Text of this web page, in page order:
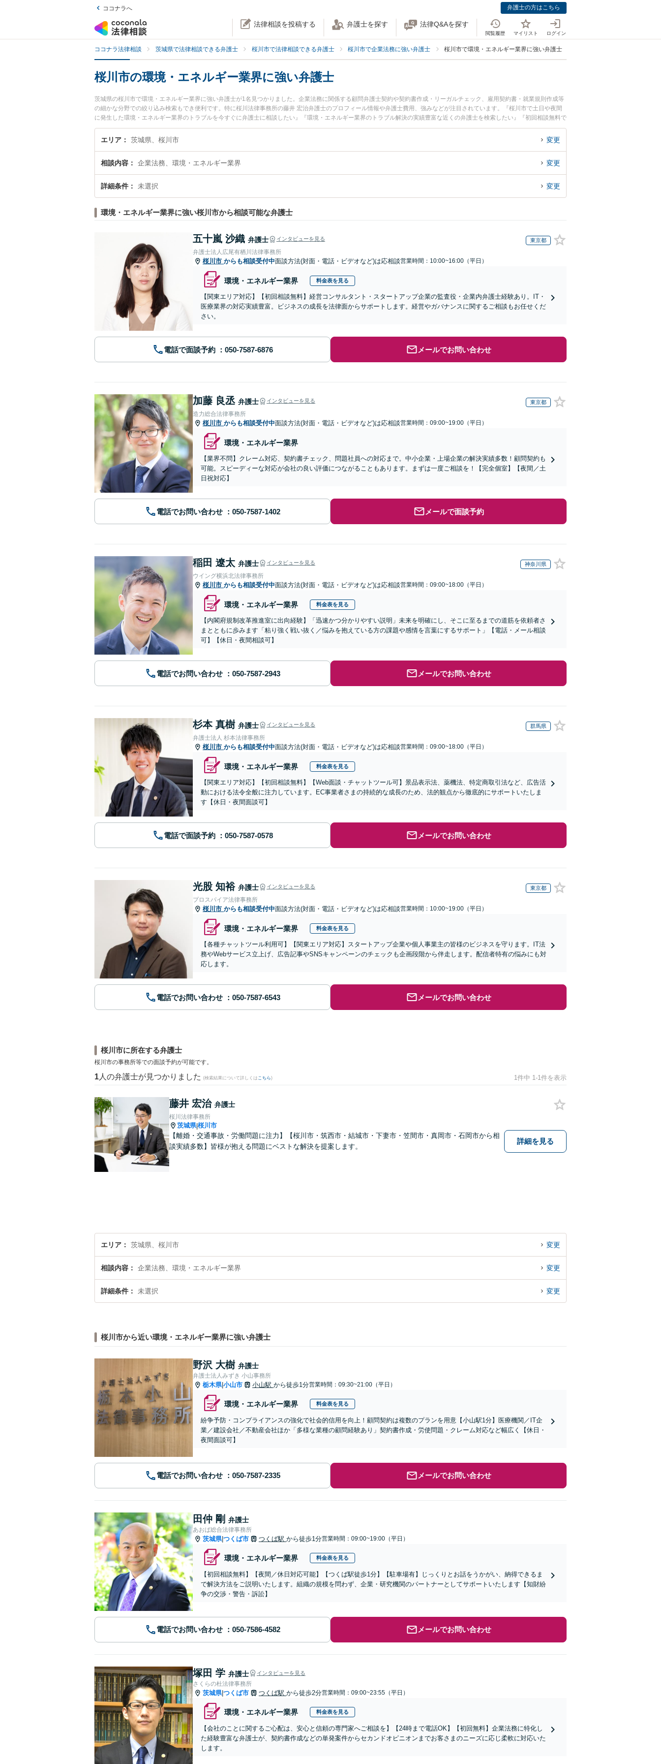
ココナラへ 弁護士の方はこちら
法律相談を投稿する 弁護士を探す 法律Q&Aを探す
閲覧履歴 マイリスト ログイン
ココナラ法律相談 茨城県で法律相談できる弁護士 桜川市で法律相談できる弁護士 桜川市で企業法務に強い弁護士 桜川市で環境・エネルギー業界に強い弁護士
桜川市の環境・エネルギー業界に強い弁護士
茨城県の桜川市で環境・エネルギー業界に強い弁護士が1名見つかりました。企業法務に関係する顧問弁護士契約や契約書作成・リーガルチェック、雇用契約書・就業規則作成等
の細かな分野での絞り込み検索もでき便利です。特に桜川法律事務所の藤井 宏治弁護士のプロフィール情報や弁護士費用、強みなどが注目されています。『桜川市で土日や夜間
に発生した環境・エネルギー業界のトラブルを今すぐに弁護士に相談したい』『環境・エネルギー業界のトラブル解決の実績豊富な近くの弁護士を検索したい』『初回相談無料で
環境・エネルギー業界を法律相談できる桜川市内の弁護士に相談予約したい』などでお困りの相談者さんにおすすめです。
エリア 茨城県、桜川市 変更
相談内容 企業法務、環境・エネルギー業界 変更
詳細条件 未選択 変更
環境・エネルギー業界に強い桜川市から相談可能な弁護士
五十嵐 沙織 弁護士 インタビューを見る 東京都
弁護士法人広尾有栖川法律事務所
桜川市 からも相談受付中面談方法(対面・電話・ビデオなど)は応相談営業時間：10:00~16:00（平日）
環境・エネルギー業界 料金表を見る
【関東エリア対応】【初回相談無料】経営コンサルタント・スタートアップ企業の監査役・企業内弁護士経験あり。IT・
医療業界の対応実績豊富。ビジネスの成長を法律面からサポートします。経営やガバナンスに関するご相談もお任せくだ
さい。
電話で面談予約 メールでお問い合わせ
加藤 良丞 弁護士 インタビューを見る 東京都
造力総合法律事務所
桜川市 からも相談受付中面談方法(対面・電話・ビデオなど)は応相談営業時間：09:00~19:00（平日）
環境・エネルギー業界
【業界不問】クレーム対応、契約書チェック、問題社員への対応まで。中小企業・上場企業の解決実績多数！顧問契約も
可能。スピーディーな対応が会社の良い評価につながることもあります。まずは一度ご相談を！【完全個室】【夜間／土
日祝対応】
電話でお問い合わせ メールで面談予約
稲田 遼太 弁護士 インタビューを見る 神奈川県
ウイング横浜北法律事務所
桜川市 からも相談受付中面談方法(対面・電話・ビデオなど)は応相談営業時間：09:00~18:00（平日）
環境・エネルギー業界 料金表を見る
【内閣府規制改革推進室に出向経験】「迅速かつ分かりやすい説明」未来を明確にし、そこに至るまでの道筋を依頼者さ
まとともに歩みます「粘り強く戦い抜く／悩みを抱えている方の課題や感情を言葉にするサポート」【電話・メール相談
可】【休日・夜間相談可】
電話でお問い合わせ メールでお問い合わせ
杉本 真樹 弁護士 インタビューを見る 群馬県
弁護士法人 杉本法律事務所
桜川市 からも相談受付中面談方法(対面・電話・ビデオなど)は応相談営業時間：09:00~18:00（平日）
環境・エネルギー業界 料金表を見る
【関東エリア対応】【初回相談無料】【Web面談・チャットツール可】景品表示法、薬機法、特定商取引法など、広告活
動における法令全般に注力しています。EC事業者さまの持続的な成長のため、法的観点から徹底的にサポートいたしま
す【休日・夜間面談可】
電話で面談予約 メールでお問い合わせ
光股 知裕 弁護士 インタビューを見る 東京都
プロスパイア法律事務所
桜川市 からも相談受付中面談方法(対面・電話・ビデオなど)は応相談営業時間：10:00~19:00（平日）
環境・エネルギー業界 料金表を見る
【各種チャットツール利用可】【関東エリア対応】スタートアップ企業や個人事業主の皆様のビジネスを守ります。IT法
務やWebサービス立上げ、広告記事やSNSキャンペーンのチェックも企画段階から伴走します。配信者特有の悩みにも対
応します。
電話でお問い合わせ メールでお問い合わせ
桜川市に所在する弁護士
桜川市の事務所等での面談予約が可能です。
1 人の弁護士が見つかりました (検索結果について詳しくは こちら) 1件中 1-1件を表示
藤井 宏治 弁護士
桜川法律事務所
茨城県|桜川市
【離婚・交通事故・労働問題に注力】【桜川市・筑西市・結城市・下妻市・笠間市・真岡市・石岡市から相
談実績多数】皆様が抱える問題にベストな解決を提案します。
詳細を見る
エリア 茨城県、桜川市 変更
相談内容 企業法務、環境・エネルギー業界 変更
詳細条件 未選択 変更
桜川市から近い環境・エネルギー業界に強い弁護士
野沢 大樹 弁護士
弁護士法人みずき 小山事務所
栃木県|小山市 小山駅 から徒歩1分営業時間：09:30~21:00（平日）
環境・エネルギー業界 料金表を見る
紛争予防・コンプライアンスの強化で社会的信用を向上！顧問契約は複数のプランを用意【小山駅1分】医療機関／IT企
業／建設会社／不動産会社ほか「多様な業種の顧問経験あり」契約書作成・労使問題・クレーム対応など幅広く【休日・
夜間面談可】
電話でお問い合わせ メールでお問い合わせ
田仲 剛 弁護士
あおば総合法律事務所
茨城県|つくば市 つくば駅 から徒歩1分営業時間：09:00~19:00（平日）
環境・エネルギー業界 料金表を見る
【初回相談無料】【夜間／休日対応可能】【つくば駅徒歩1分】【駐車場有】じっくりとお話をうかがい、納得できるま
で解決方法をご説明いたします。組織の規模を問わず、企業・研究機関のパートナーとしてサポートいたします【知財紛
争の交渉・警告・訴訟】
電話でお問い合わせ メールでお問い合わせ
塚田 学 弁護士 インタビューを見る
さくらの杜法律事務所
茨城県|つくば市 つくば駅 から徒歩2分営業時間：09:00~23:55（平日）
環境・エネルギー業界 料金表を見る
【会社のことに関するご心配は、安心と信頼の専門家へご相談を】【24時まで電話OK】【初回無料】企業法務に特化し
た経験豊富な弁護士が、契約書作成などの単発案件からセカンドオピニオンまでお客さまのニーズに応じ柔軟に対応いた
します。